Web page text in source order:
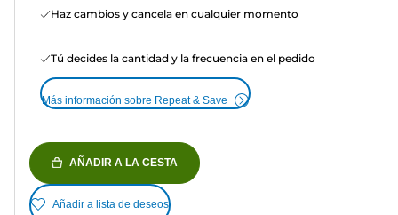
Haz cambios y cancela en cualquier momento
Tú decides la cantidad y la frecuencia en el pedido
Más información sobre Repeat & Save
AÑADIR A LA CESTA
Añadir a lista de deseos